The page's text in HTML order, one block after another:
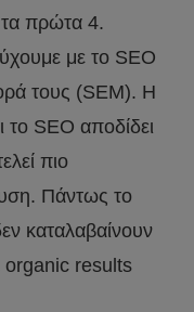
πρώτα 4.
με το SEO
τους (SEM). Η
το SEO αποδίδει
πιο
Πάντως το
καταλαβαίνουν
organic results